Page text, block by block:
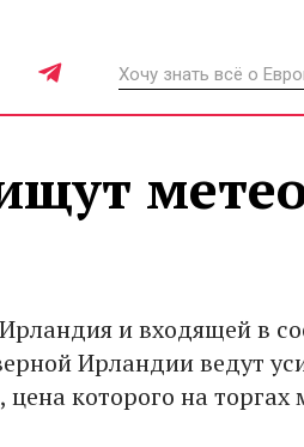
и входящей в
Ирландии ведут
которого на торгах